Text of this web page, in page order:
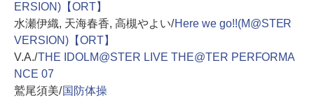
ERSION)【ORT】
水瀬伊織, 天海春香, 高槻やよい/Here we go!!(M@STER
VERSION)【ORT】
V.A./THE IDOLM@STER LIVE THE@TER PERFORMA
NCE 07
鷲尾須美/国防体操